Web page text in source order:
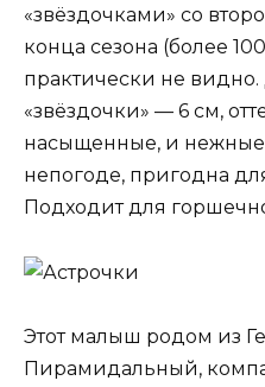
«звёздочками» со
конца сезона (более
практически не
«звёздочки» — 6 см,
насыщенные, и нежные.
непогоде, пригодна
Подходит для
Этот малыш родом из
Пирамидальный,